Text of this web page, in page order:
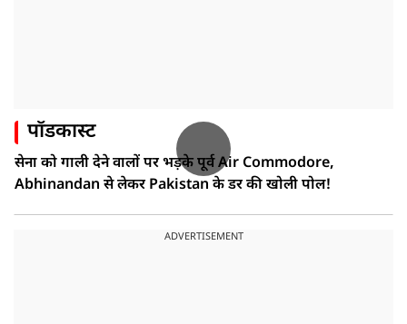
पॉडकास्ट
सेना को गाली देने वालों पर भड़के पूर्व Air Commodore,
Abhinandan से लेकर Pakistan के डर की खोली पोल!
ADVERTISEMENT